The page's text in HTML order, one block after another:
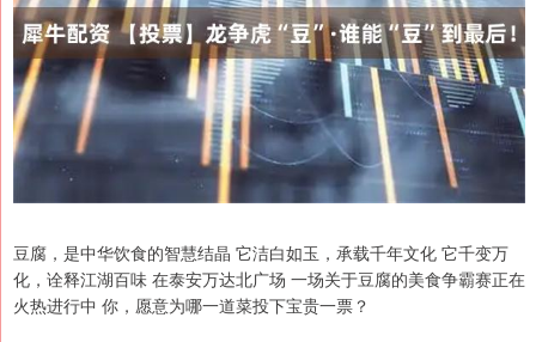
豆腐，是中华饮食的智慧结晶 它洁白如玉，承载千年文化 它千变万
化，诠释江湖百味 在泰安万达北广场 一场关于豆腐的美食争霸赛正在
火热进行中 你，愿意为哪一道菜投下宝贵一票？